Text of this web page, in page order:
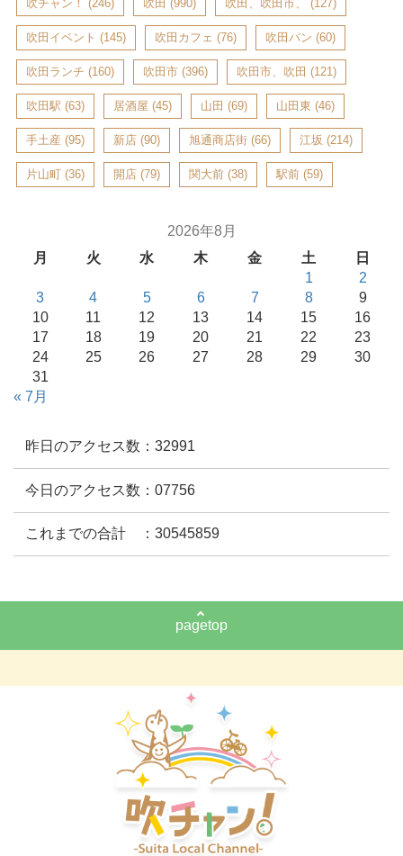
吹チャン！ (246) 吹田 (990) 吹田、吹田市、 (127)
吹田イベント (145) 吹田カフェ (76) 吹田パン (60)
吹田ランチ (160) 吹田市 (396) 吹田市、吹田 (121)
吹田駅 (63) 居酒屋 (45) 山田 (69) 山田東 (46)
手土産 (95) 新店 (90) 旭通商店街 (66) 江坂 (214)
片山町 (36) 開店 (79) 関大前 (38) 駅前 (59)
2026年8月
月
火 水 木 金 土
日
1
2
3
4 5 6 7 8
9
10
11 12 13 14 15
16
17
18 19 20 21 22
23
24
25 26 27 28 29
30
31
« 7月
昨日のアクセス数：32991
今日のアクセス数：07756
これまでの合計 ：30545859
pagetop